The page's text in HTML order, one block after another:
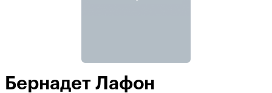
Бернадет Лафон